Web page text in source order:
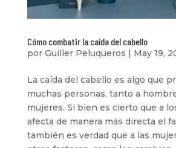
Cómo combatir la caída del cabello
por Guiller Peluqueros | May 19,
La caída del cabello es algo que
muchas personas, tanto a
mujeres. Si bien es cierto que a
afecta de manera más directa el
también es verdad que a las